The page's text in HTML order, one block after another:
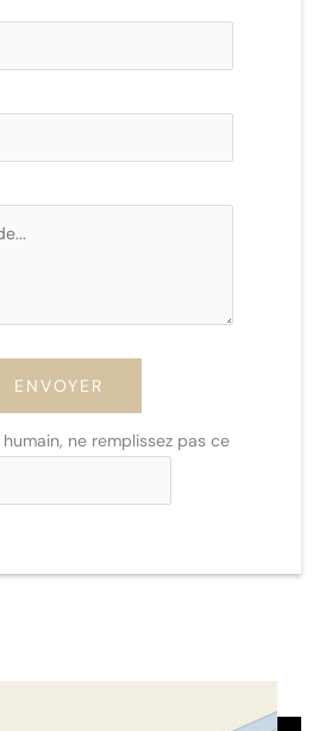
ENVOYER
ne remplissez pas ce